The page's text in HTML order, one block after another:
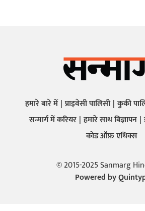
हमारे बारे में प्राइवेसी पालिसी कुकी
सन्मार्ग में करियर हमारे साथ बिज्ञापन
कोड ऑफ़ एथिक्स
© 2015-2025 Sanmarg
Powered by